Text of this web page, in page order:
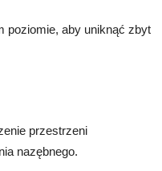
poziomie, aby uniknąć zbyt
przestrzeni
nazębnego.